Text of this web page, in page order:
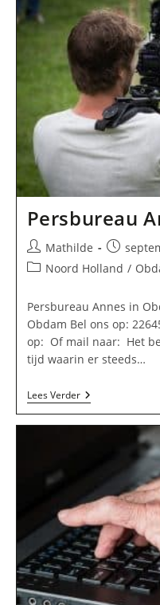
Persbureau
Bericht
auteur:
Mathilde
Bericht
Berichtcategorie:
Noord Holland /
Persbureau Annes in
Obdam Bel ons op:
op: Of mail naar: Het
tijd waarin er steeds…
Lees VerderPersbureau
Annes